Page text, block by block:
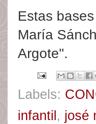
Estas
María
Argote".
Labels:
infantil , josé